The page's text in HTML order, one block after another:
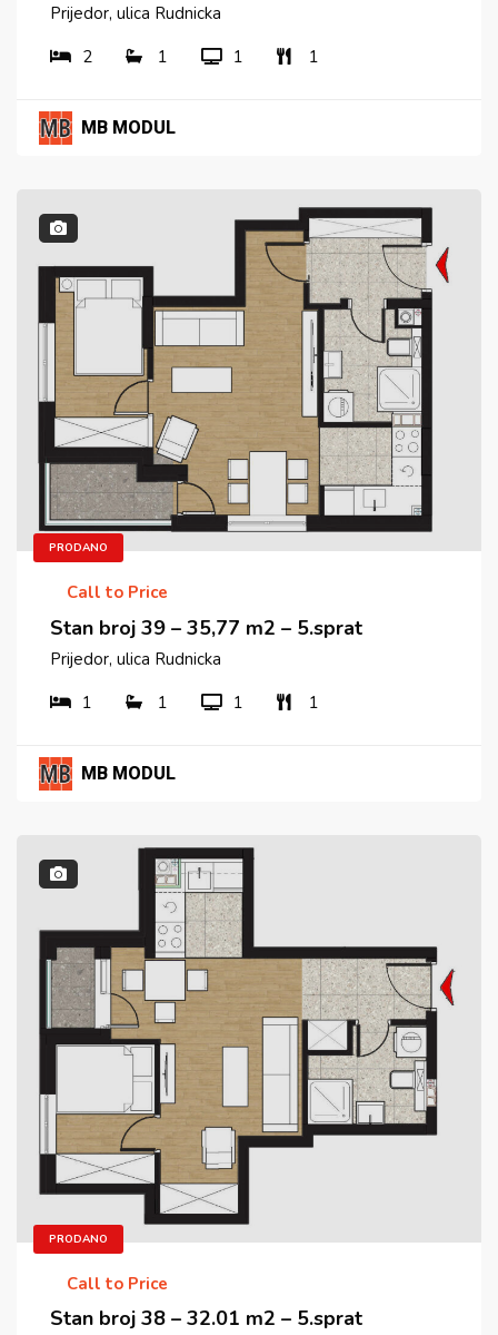
Prijedor, ulica Rudnicka
2
1 1 1
MB MODUL
PRODANO
Call to Price
Stan broj 39 – 35,77 m2 – 5.sprat
Prijedor, ulica Rudnicka
1
1 1 1
MB MODUL
PRODANO
Call to Price
Stan broj 38 – 32.01 m2 – 5.sprat